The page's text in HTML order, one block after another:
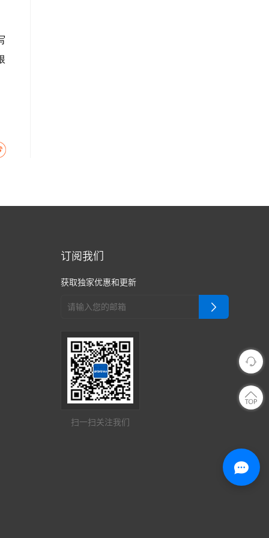
订阅我们
获取独家优惠和更新
扫一扫关注我们